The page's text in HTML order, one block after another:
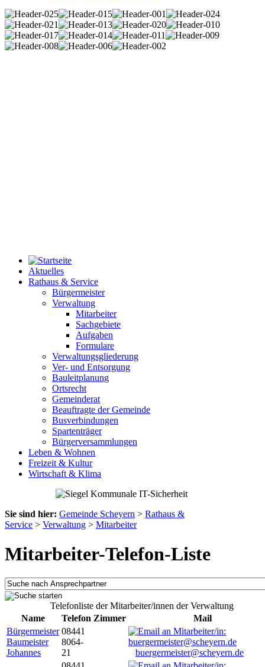
Aktuelles
Rathaus & Service
Bürgermeister
Verwaltung
Mitarbeiter
Sachgebiete
Aufgaben
Formulare
Verwaltungsgliederung
Ver- und Entsorgung
Bauleitplanung
Ortsrecht
Gemeinderat
Beauftragte der Gemeinde
Busverbindungen
Spartenträger
Bürgerversammlungen
Leben & Wohnen
Freizeit & Kultur
Wirtschaft & Klima
Sie sind hier: Gemeinde Scheyern > Rathaus &
Service > Verwaltung > Mitarbeiter
Mitarbeiter-Telefon-Liste
Telefonliste der Mitarbeiter/innen der Verwaltung
Name
Telefon Zimmer
Mail
Bürgermeister
Baumeister
Johannes
08441
8064-
21
buergermeister@scheyern.de